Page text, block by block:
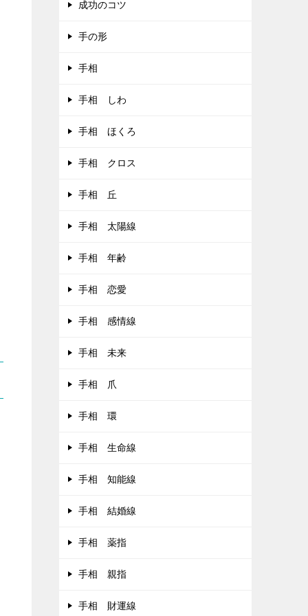
成功のコツ
手の形
手相
手相 しわ
手相 ほくろ
手相 クロス
手相 丘
手相 太陽線
手相 年齢
手相 恋愛
手相 感情線
手相 未来
手相 爪
手相 環
手相 生命線
手相 知能線
手相 結婚線
手相 薬指
手相 親指
手相 財運線